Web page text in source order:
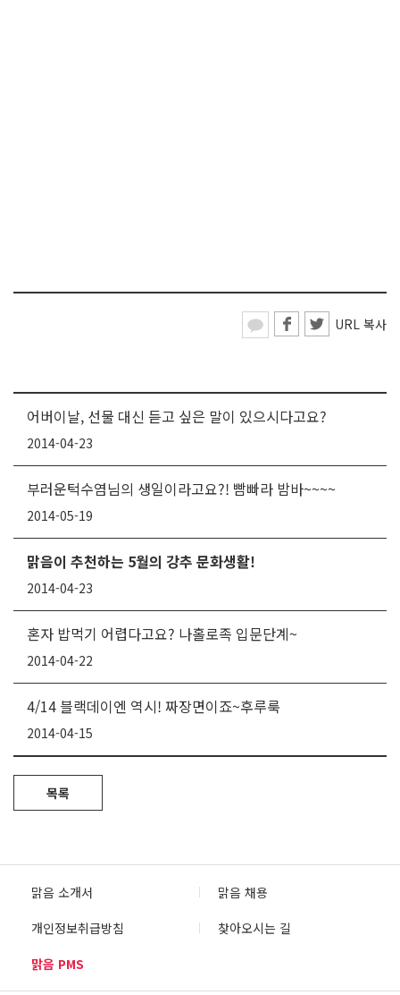
URL 복사
어버이날, 선물 대신 듣고 싶은 말이 있으시다고요?
2014-04-23
부러운턱수염님의 생일이라고요?! 빰빠라 밤바~~~~
2014-05-19
맑음이 추천하는 5월의 강추 문화생활!
2014-04-23
혼자 밥먹기 어렵다고요? 나홀로족 입문단계~
2014-04-22
4/14 블랙데이엔 역시! 짜장면이죠~후루룩
2014-04-15
목록
맑음 소개서
맑음 채용
개인정보취급방침
찾아오시는 길
맑음 PMS